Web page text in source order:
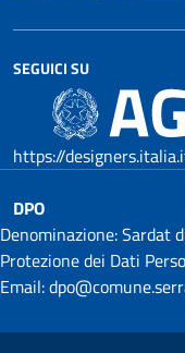
SEGUICI SU
https://
DPO
Denominazione: Sardat
Protezione dei Dati
Email: